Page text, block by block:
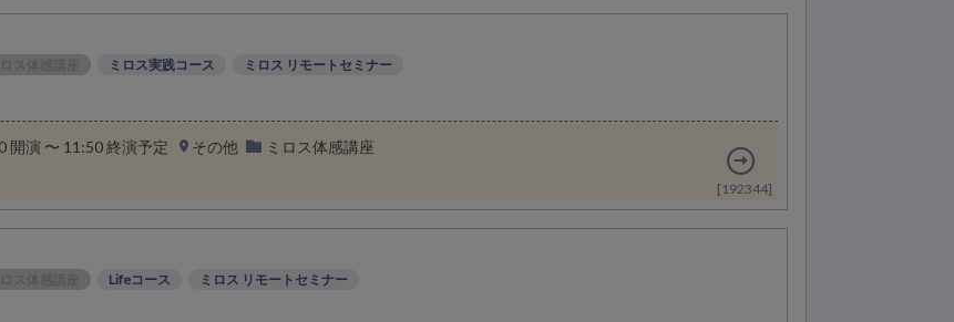
ロス体感講座 ミロス実践コース ミロス リモートセミナー
開演 〜 11:50 終演予定 その他 ミロス体感講座
[192344]
ロス体感講座 Lifeコース ミロス リモートセミナー